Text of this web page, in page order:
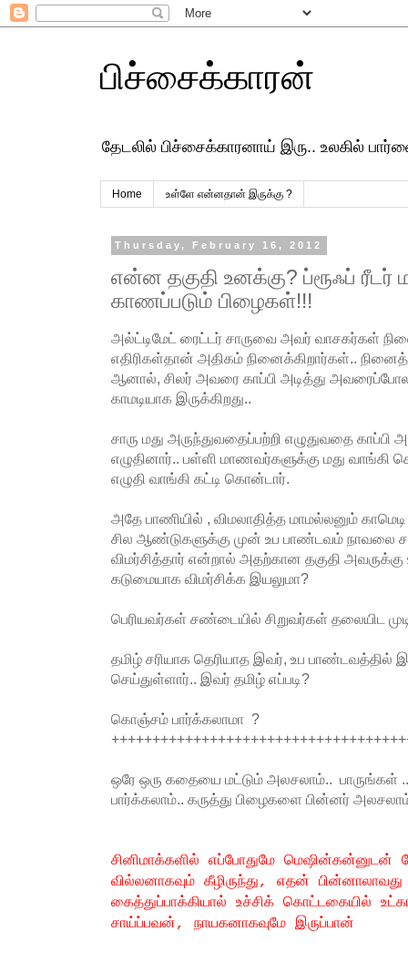
பிச்சைக்காரன்
தேடலில் பிச்சைக்காரனாய் இரு.. உலகில்
Home உள்ளே என்னதான் இருக்கு ?
Thursday, February 16, 2012
என்ன தகுதி உனக்கு? ப்ரூஃப் ரீடர்
காணப்படும் பிழைகள்!!!
அல்ட்டிமேட் ரைட்டர் சாருவை அவர் வாசகர்கள்
எதிரிகள்தான் அதிகம் நினைக்கிறார்கள்..
ஆனால், சிலர் அவரை காப்பி அடித்து
காமடியாக இருக்கிறது..
சாரு மது அருந்துவதைப்பற்றி எழுதுவதை காப்பி
எழுதினார்.. பள்ளி மாணவர்களுக்கு மது
எழுதி வாங்கி கட்டி கொன்டார்.
அதே பாணியில் , விமலாதித்த மாமல்லனும்
சில ஆண்டுகளுக்கு முன் உப பாண்டவம் நாவலை
விமர்சித்தார் என்றால் அதற்கான தகுதி
கடுமையாக விமர்சிக்க இயலுமா?
பெரியவர்கள் சண்டையில் சிறுவர்கள் தலையிட
தமிழ் சரியாக தெரியாத இவர், உப பாண்டவத்தில்
செய்துள்ளார்.. இவர் தமிழ் எப்படி?
கொஞ்சம் பார்க்கலாமா ?
ஒரே ஒரு கதையை மட்டும் அலசலாம்.. பாருங்கள்
பார்க்கலாம்.. கருத்து பிழைகளை பின்னர்
சினிமாக்களில் எப்போதுமே மெஷின்கன்னுடன்
வில்லனாகவும் கீழிருந்து, எதன்
கைத்துப்பாக்கியால் உச்சிக் கொட்டகையில்
சாய்ப்பவன், நாயகனாகவுமே இருப்பான்